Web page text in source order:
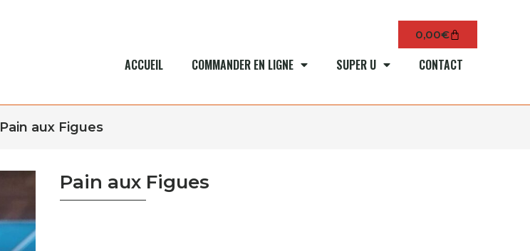
0,00€
ACCUEIL COMMANDER EN LIGNE SUPER U CONTACT
Pain aux Figues
Pain aux Figues